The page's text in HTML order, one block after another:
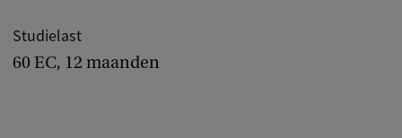
Studielast
60 EC, 12 maanden